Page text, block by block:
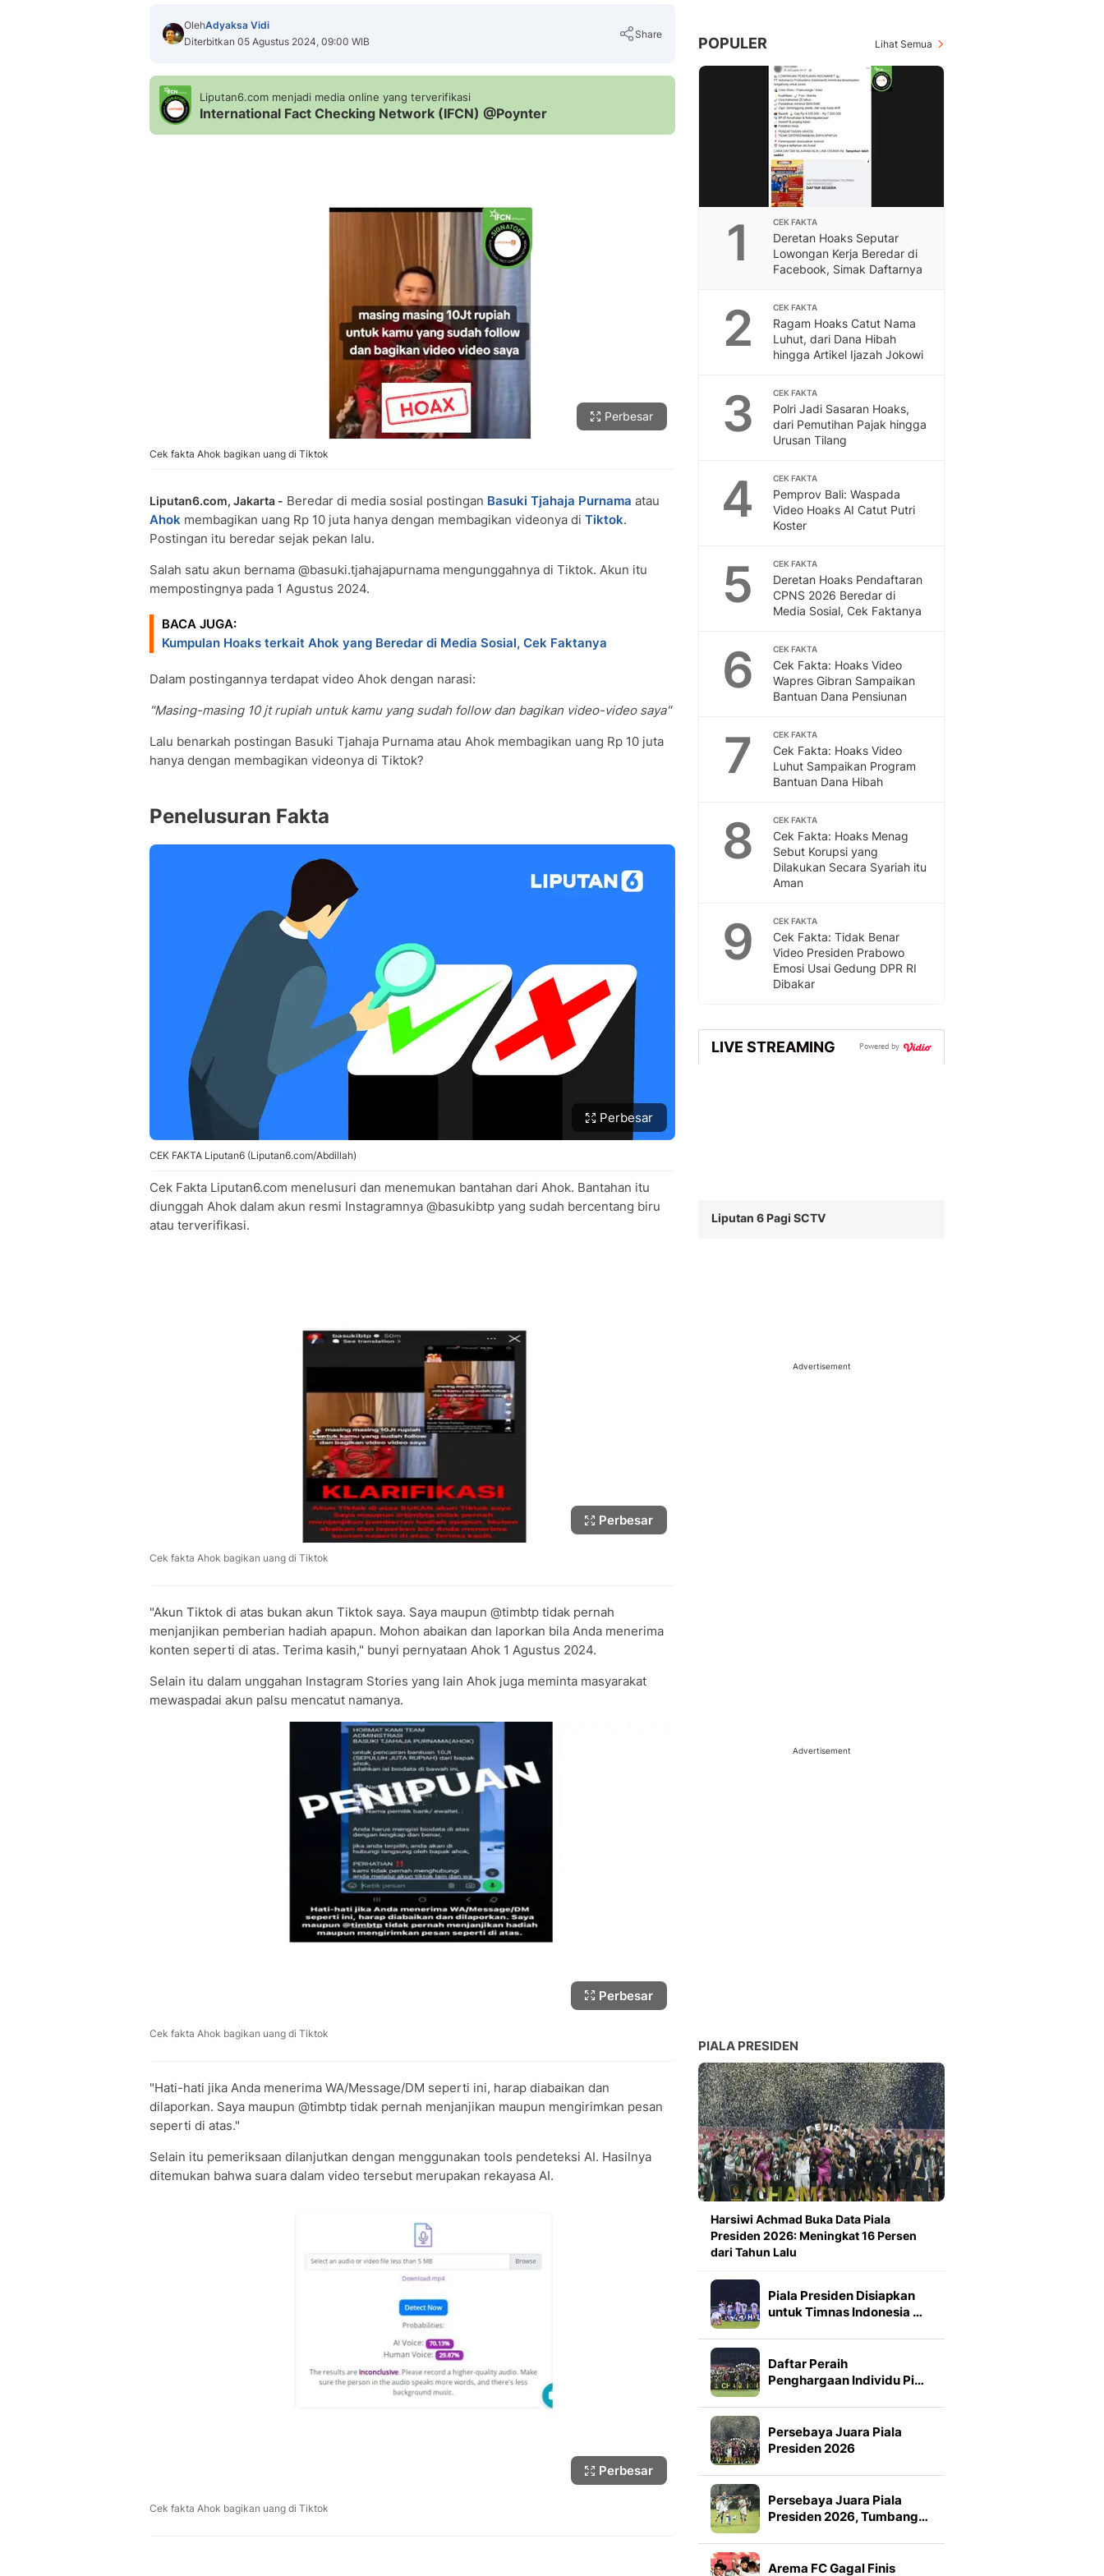
OlehAdyaksa Vidi
Diterbitkan 05 Agustus 2024, 09:00 WIB
Share
Liputan6.com menjadi media online yang terverifikasi
International Fact Checking Network (IFCN) @Poynter
Perbesar
Cek fakta Ahok bagikan uang di Tiktok
Liputan6.com, Jakarta - Beredar di media sosial postingan Basuki Tjahaja Purnama atau
Ahok membagikan uang Rp 10 juta hanya dengan membagikan videonya di Tiktok.
Postingan itu beredar sejak pekan lalu.
Salah satu akun bernama @basuki.tjahajapurnama mengunggahnya di Tiktok. Akun itu
mempostingnya pada 1 Agustus 2024.
BACA JUGA:
Kumpulan Hoaks terkait Ahok yang Beredar di Media Sosial, Cek Faktanya
Dalam postingannya terdapat video Ahok dengan narasi:
"Masing-masing 10 jt rupiah untuk kamu yang sudah follow dan bagikan video-video saya"
Lalu benarkah postingan Basuki Tjahaja Purnama atau Ahok membagikan uang Rp 10 juta
hanya dengan membagikan videonya di Tiktok?
Penelusuran Fakta
Perbesar
CEK FAKTA Liputan6 (Liputan6.com/Abdillah)
Cek Fakta Liputan6.com menelusuri dan menemukan bantahan dari Ahok. Bantahan itu
diunggah Ahok dalam akun resmi Instagramnya @basukibtp yang sudah bercentang biru
atau terverifikasi.
Perbesar
Cek fakta Ahok bagikan uang di Tiktok
"Akun Tiktok di atas bukan akun Tiktok saya. Saya maupun @timbtp tidak pernah
menjanjikan pemberian hadiah apapun. Mohon abaikan dan laporkan bila Anda menerima
konten seperti di atas. Terima kasih," bunyi pernyataan Ahok 1 Agustus 2024.
Selain itu dalam unggahan Instagram Stories yang lain Ahok juga meminta masyarakat
mewaspadai akun palsu mencatut namanya.
Perbesar
Cek fakta Ahok bagikan uang di Tiktok
"Hati-hati jika Anda menerima WA/Message/DM seperti ini, harap diabaikan dan
dilaporkan. Saya maupun @timbtp tidak pernah menjanjikan maupun mengirimkan pesan
seperti di atas."
Selain itu pemeriksaan dilanjutkan dengan menggunakan tools pendeteksi AI. Hasilnya
ditemukan bahwa suara dalam video tersebut merupakan rekayasa AI.
Perbesar
Cek fakta Ahok bagikan uang di Tiktok
POPULER Lihat Semua
1 CEK FAKTA
Deretan Hoaks Seputar
Lowongan Kerja Beredar di
Facebook, Simak Daftarnya
2 CEK FAKTA
Ragam Hoaks Catut Nama
Luhut, dari Dana Hibah
hingga Artikel Ijazah Jokowi
3 CEK FAKTA
Polri Jadi Sasaran Hoaks,
dari Pemutihan Pajak hingga
Urusan Tilang
4 CEK FAKTA
Pemprov Bali: Waspada
Video Hoaks AI Catut Putri
Koster
5 CEK FAKTA
Deretan Hoaks Pendaftaran
CPNS 2026 Beredar di
Media Sosial, Cek Faktanya
6 CEK FAKTA
Cek Fakta: Hoaks Video
Wapres Gibran Sampaikan
Bantuan Dana Pensiunan
7 CEK FAKTA
Cek Fakta: Hoaks Video
Luhut Sampaikan Program
Bantuan Dana Hibah
8 CEK FAKTA
Cek Fakta: Hoaks Menag
Sebut Korupsi yang
Dilakukan Secara Syariah itu
Aman
9 CEK FAKTA
Cek Fakta: Tidak Benar
Video Presiden Prabowo
Emosi Usai Gedung DPR RI
Dibakar
LIVE STREAMING Powered by
Liputan 6 Pagi SCTV
Advertisement
Advertisement
PIALA PRESIDEN
Harsiwi Achmad Buka Data Piala
Presiden 2026: Meningkat 16 Persen
dari Tahun Lalu
Piala Presiden Disiapkan
untuk Timnas Indonesia …
Daftar Peraih
Penghargaan Individu Pi…
Persebaya Juara Piala
Presiden 2026
Persebaya Juara Piala
Presiden 2026, Tumbang…
Arema FC Gagal Finis